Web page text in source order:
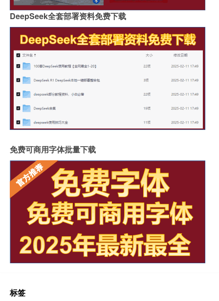
DeepSeek全套部署资料免费下载
免费可商用字体批量下载
标签